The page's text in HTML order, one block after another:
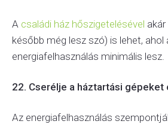
A családi ház hőszigetelésével akár
később még lesz szó) is lehet, ahol
energiafelhasználás minimális lesz.
22. Cserélje a háztartási gépeket
Az energiafelhasználás